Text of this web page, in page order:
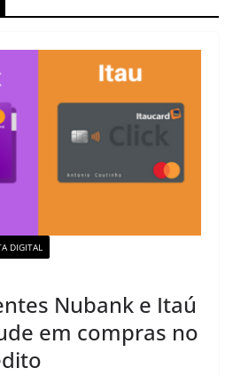
DIGITAL
Nubank e Itaú
em compras no